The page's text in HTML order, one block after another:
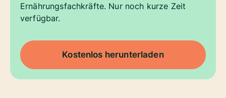
Ernährungsfachkräfte. Nur noch kurze Zeit
verfügbar.
Kostenlos herunterladen